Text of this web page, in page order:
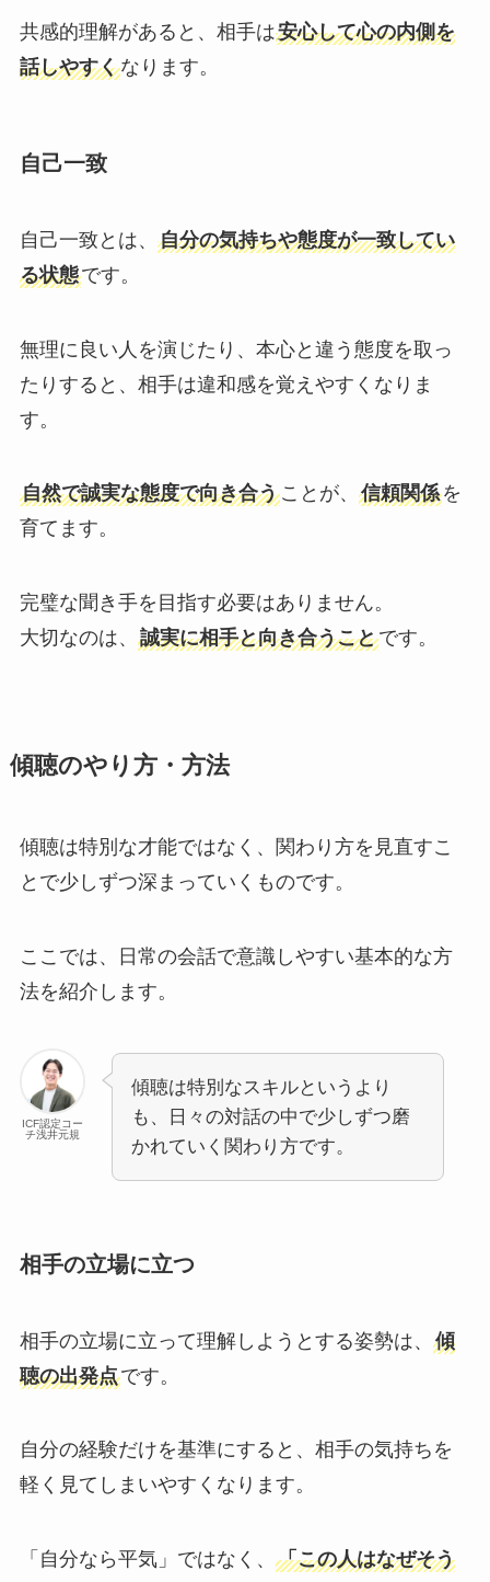
共感的理解があると、相手は安心して心の内側を
話しやすくなります。
自己一致
自己一致とは、 自分の気持ちや態度が一致してい
る状態です。
無理に良い人を演じたり、本心と違う態度を取っ
たりすると、相手は違和感を覚えやすくなりま
す。
自然で誠実な態度で向き合うことが、 信頼関係を
育てます。
完璧な聞き手を目指す必要はありません。
大切なのは、 誠実に相手と向き合うことです。
傾聴のやり方・方法
傾聴は特別な才能ではなく、関わり方を見直すこ
とで少しずつ深まっていくものです。
ここでは、日常の会話で意識しやすい基本的な方
法を紹介します。
ICF認定コー
チ浅井元規
傾聴は特別なスキルというより
も、日々の対話の中で少しずつ磨
かれていく関わり方です。
相手の立場に立つ
相手の立場に立って理解しようとする姿勢は、 傾
聴の出発点です。
自分の経験だけを基準にすると、相手の気持ちを
軽く見てしまいやすくなります。
「自分なら平気」ではなく、 「この人はなぜそう